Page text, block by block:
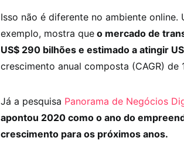
Isso não é diferente no ambiente online.
exemplo, mostra que o mercado de
US$ 290 bilhões e estimado a atingir
crescimento anual composta (CAGR) de
Já a pesquisa Panorama de Negócios
apontou 2020 como o ano do
crescimento para os próximos anos.